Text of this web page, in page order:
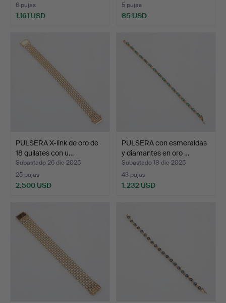
6 pujas
1.161 USD
5 pujas
85 USD
PULSERA X-link de oro de
18 quilates con u…
Subastado 26 dic 2025
25 pujas
2.500 USD
PULSERA con esmeraldas
y diamantes en oro …
Subastado 18 dic 2025
43 pujas
1.232 USD